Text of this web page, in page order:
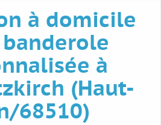
à domicile
à
(Haut-
68510)